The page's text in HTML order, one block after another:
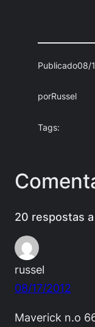
Publicado08/
porRussel
Tags:
20 respostas a
russel
08/17/2012
Maverick n.o